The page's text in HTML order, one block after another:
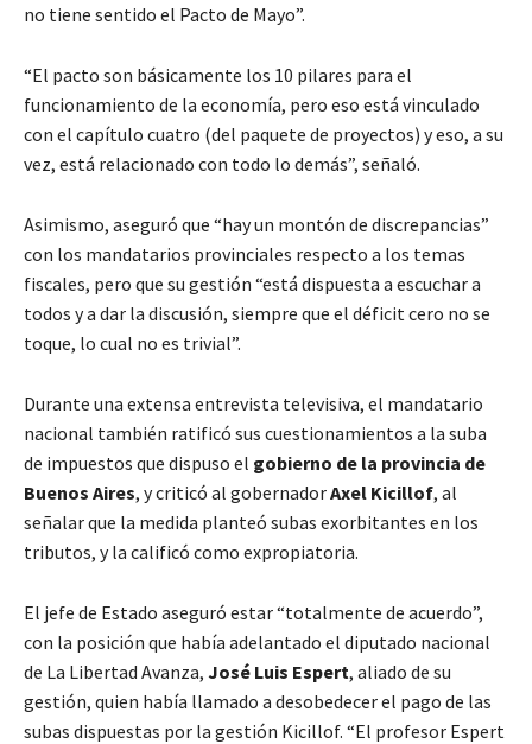
no tiene sentido el Pacto de Mayo”.
“El pacto son básicamente los 10 pilares para el
funcionamiento de la economía, pero eso está vinculado
con el capítulo cuatro (del paquete de proyectos) y eso, a su
vez, está relacionado con todo lo demás”, señaló.
Asimismo, aseguró que “hay un montón de discrepancias”
con los mandatarios provinciales respecto a los temas
fiscales, pero que su gestión “está dispuesta a escuchar a
todos y a dar la discusión, siempre que el déficit cero no se
toque, lo cual no es trivial”.
Durante una extensa entrevista televisiva, el mandatario
nacional también ratificó sus cuestionamientos a la suba
de impuestos que dispuso el gobierno de la provincia de
Buenos Aires, y criticó al gobernadorAxel Kicillof, al
señalar que la medida planteó subas exorbitantes en los
tributos, y la calificó como expropiatoria.
El jefe de Estado aseguró estar “totalmente de acuerdo”,
con la posición que había adelantado el diputado nacional
de La Libertad Avanza, José Luis Espert, aliado de su
gestión, quien había llamado a desobedecer el pago de las
subas dispuestas por la gestión Kicillof. “El profesor Espert